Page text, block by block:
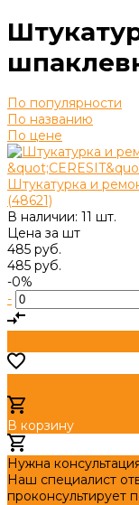
По популярности
По названию
По цене
Штукатурка и
(48621)
В наличии: 11 шт.
Цена за шт
485 руб.
485 руб.
-0%
-
В корзину
Нужна
Наш специалист
проконсультирует